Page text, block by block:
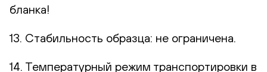
бланка!
13. Стабильность образца: не ограничена.
14. Температурный режим транспортировки в